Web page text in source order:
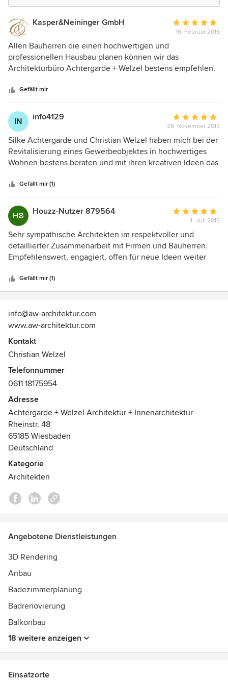
Kasper&Neininger GmbH
Bewertung:
von
5
16. Februar 2016
Allen Bauherren die einen hochwertigen und
professionellen Hausbau planen können wir das
Architekturbüro Achtergarde + Welzel bestens empfehlen.
Bereichen vorbildlich, wir freuen uns auf eine weitere gute
Geschäftsbeziehung.
Gefällt mir
IN info4129
Bewertung:
5
von
5
28. November 2015
Silke Achtergarde und Christian Welzel haben mich bei der
Revitalisierung eines Gewerbeobjektes in hochwertiges
Wohnen bestens beraten und mit ihren kreativen Ideen das
gebotene Diskretion bei diesem Vorhaben und kann die
Zusammenarbeit nur wärmstens empfehlen.
Gefällt mir (1)
H8 Houzz-Nutzer 879564
Bewertung:
5
von
5
4. Juli 2015
Sehr sympathische Architekten im respektvoller und
detaillierter Zusammenarbeit mit Firmen und Bauherren.
Empfehlenswert, engagiert, offen für neue Ideen weiter
Gefällt mir (1)
info@aw-architektur.com
www.aw-architektur.com
Kontakt
Christian Welzel
Telefonnummer
0611 18175954
Adresse
Achtergarde + Welzel Architektur + Innenarchitektur
Rheinstr. 48
65185 Wiesbaden
Deutschland
Kategorie
Architekten
Angebotene Dienstleistungen
3D Rendering
Anbau
Badezimmerplanung
Badrenovierung
Balkonbau
18 weitere anzeigen
Einsatzorte